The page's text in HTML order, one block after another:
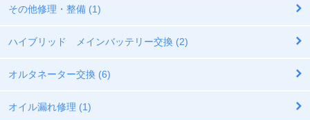
その他修理・整備 (1)
ハイブリッド メインバッテリー交換 (2)
オルタネーター交換 (6)
オイル漏れ修理 (1)